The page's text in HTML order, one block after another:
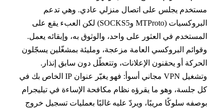
يجلس على اتصال منزلي عادي. وهي تدعم
البروكسيات (MTProto وSOCKS5) لكن العبء يقع على
في العثور على واحد، والوثوق به، وإبقائه يعمل.
البروكسي العامة مزعجة، ومليئة بمشغّلين يسجّلون
أو يحقنون الإعلانات، وتتعطّل دون سابق إنذار.
وتشغيل VPN مجاني أسوأ: فهو يغيّر عنوان IP الخاص بك في
جلسة، وهو ما يقرؤه نظام مكافحة الإساءة في تيليجرام
سلوكًا مريبًا، ويردّ عليه غالبًا بعمليات تسجيل خروج